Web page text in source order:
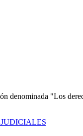
denominada "Los